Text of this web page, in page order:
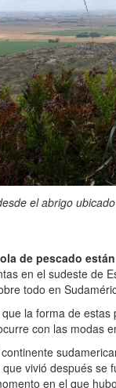
el abrigo
de pescado
en el sudeste de
todo en
la forma de
con las modas
vivió después se
en el que